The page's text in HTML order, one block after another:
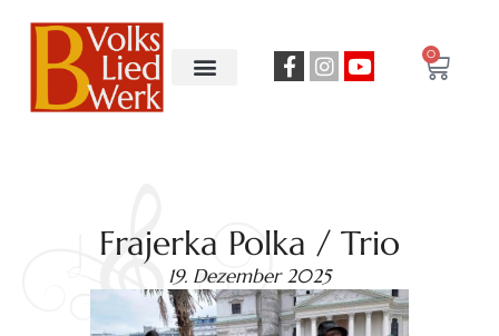
0
Frajerka Polka / Trio
19. Dezember 2025